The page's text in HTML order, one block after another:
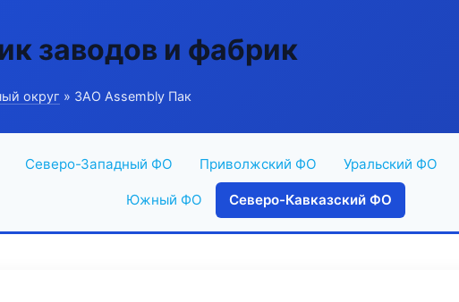
заводов и фабрик
округ » ЗАО Assembly Пак
Северо-Западный ФО Приволжский ФО Уральский ФО
Южный ФО Северо-Кавказский ФО